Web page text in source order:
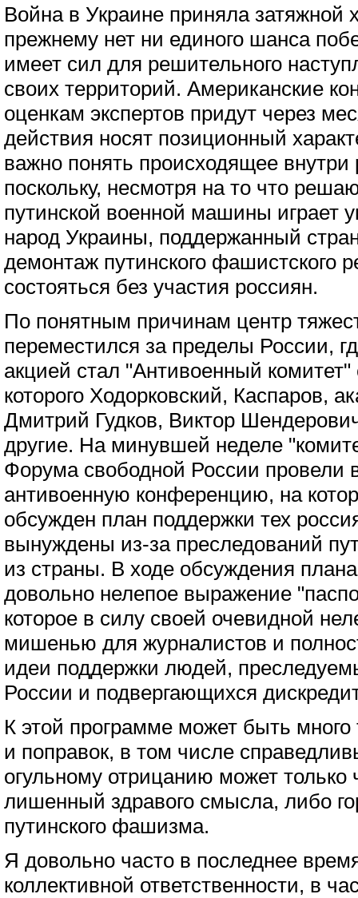
Война в Украине приняла затяжной
прежнему нет ни единого шанса
имеет сил для решительного
своих территорий. Американские
оценкам экспертов придут через
действия носят позиционный
важно понять происходящее внутри
поскольку, несмотря на то что
путинской военной машины играет
народ Украины, поддержанный
демонтаж путинского фашистского
состояться без участия россиян.
По понятным причинам центр
переместился за пределы России,
акцией стал "Антивоенный комитет"
которого Ходорковский, Каспаров,
Дмитрий Гудков, Виктор
другие. На минувшей неделе
Форума свободной России провели
антивоенную конференцию, на
обсужден план поддержки тех
вынуждены из-за преследований
из страны. В ходе обсуждения
довольно нелепое выражение
которое в силу своей очевидной
мишенью для журналистов и
идеи поддержки людей,
России и подвергающихся
К этой программе может быть много
и поправок, в том числе
огульному отрицанию может только
лишенный здравого смысла, либо
путинского фашизма.
Я довольно часто в последнее
коллективной ответственности, в